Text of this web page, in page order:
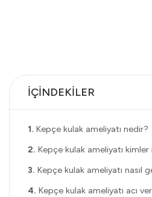
İÇİNDEKİLER
1. Kepçe kulak ameliyatı nedir?
2. Kepçe kulak ameliyatı
3. Kepçe kulak ameliyatı nasıl
4. Kepçe kulak ameliyatı acı